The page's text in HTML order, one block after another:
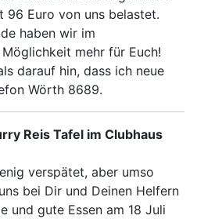
Euro von uns belastet.
haben wir im
mehr für Euch!
darauf hin, dass ich neue
Wörth 8689.
Reis Tafel im Clubhaus
verspätet, aber umso
bei Dir und Deinen Helfern
und gute Essen am 18 Juli